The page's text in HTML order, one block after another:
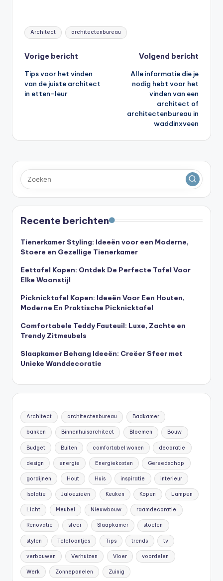
Tags:
Architect architectenbureau
Bericht
navigatie
Vorige bericht
Tips voor het vinden
van de juiste architect
in etten-leur
Volgend bericht
Alle informatie die je
nodig hebt voor het
vinden van een
architect of
architectenbureau in
waddinxveen
Recente berichten
Tienerkamer Styling: Ideeën voor een Moderne,
Stoere en Gezellige Tienerkamer
Eettafel Kopen: Ontdek De Perfecte Tafel Voor
Elke Woonstijl
Picknicktafel Kopen: Ideeën Voor Een Houten,
Moderne En Praktische Picknicktafel
Comfortabele Teddy Fauteuil: Luxe, Zachte en
Trendy Zitmeubels
Slaapkamer Behang Ideeën: Creëer Sfeer met
Unieke Wanddecoratie
Architect architectenbureau Badkamer
banken Binnenhuisarchitect Bloemen Bouw
Budget Buiten comfortabel wonen decoratie
design energie Energiekosten Gereedschap
gordijnen Hout Huis inspiratie interieur
Isolatie Jaloezieën Keuken Kopen Lampen
Licht Meubel Nieuwbouw raamdecoratie
Renovatie sfeer Slaapkamer stoelen
stylen Telefoontjes Tips trends tv
verbouwen Verhuizen Vloer voordelen
Werk Zonnepanelen Zuinig